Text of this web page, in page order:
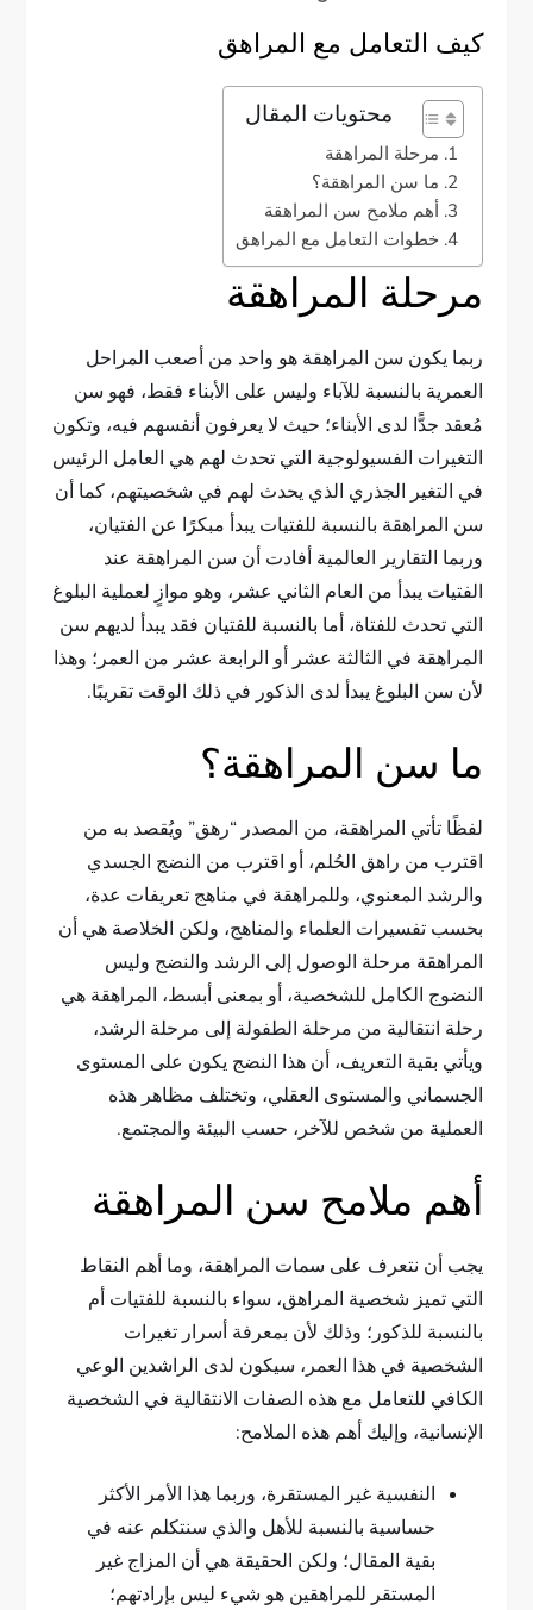
كيف التعامل مع المراهق
محتويات المقال
مرحلة المراهقة
ما سن المراهقة؟
أهم ملامح سن المراهقة
خطوات التعامل مع المراهق
مرحلة المراهقة
ربما يكون سن المراهقة هو واحد من أصعب المراحل
العمرية بالنسبة للآباء وليس على الأبناء فقط، فهو سن
مُعقد جدًّا لدى الأبناء؛ حيث لا يعرفون أنفسهم فيه، وتكون
التغيرات الفسيولوجية التي تحدث لهم هي العامل الرئيس
في التغير الجذري الذي يحدث لهم في شخصيتهم، كما أن
سن المراهقة بالنسبة للفتيات يبدأ مبكرًا عن الفتيان،
وربما التقارير العالمية أفادت أن سن المراهقة عند
الفتيات يبدأ من العام الثاني عشر، وهو موازٍ لعملية البلوغ
التي تحدث للفتاة، أما بالنسبة للفتيان فقد يبدأ لديهم سن
المراهقة في الثالثة عشر أو الرابعة عشر من العمر؛ وهذا
لأن سن البلوغ يبدأ لدى الذكور في ذلك الوقت تقريبًا.
ما سن المراهقة؟
لفظًا تأتي المراهقة، من المصدر “رهق” ويُقصد به من
اقترب من راهق الحُلم، أو اقترب من النضج الجسدي
والرشد المعنوي، وللمراهقة في مناهج تعريفات عدة،
بحسب تفسيرات العلماء والمناهج، ولكن الخلاصة هي أن
المراهقة مرحلة الوصول إلى الرشد والنضج وليس
النضوج الكامل للشخصية، أو بمعنى أبسط، المراهقة هي
رحلة انتقالية من مرحلة الطفولة إلى مرحلة الرشد،
ويأتي بقية التعريف، أن هذا النضج يكون على المستوى
الجسماني والمستوى العقلي، وتختلف مظاهر هذه
العملية من شخص للآخر، حسب البيئة والمجتمع.
أهم ملامح سن المراهقة
يجب أن نتعرف على سمات المراهقة، وما أهم النقاط
التي تميز شخصية المراهق، سواء بالنسبة للفتيات أم
بالنسبة للذكور؛ وذلك لأن بمعرفة أسرار تغيرات
الشخصية في هذا العمر، سيكون لدى الراشدين الوعي
الكافي للتعامل مع هذه الصفات الانتقالية في الشخصية
الإنسانية، وإليك أهم هذه الملامح:
النفسية غير المستقرة، وربما هذا الأمر الأكثر
حساسية بالنسبة للأهل والذي سنتكلم عنه في
بقية المقال؛ ولكن الحقيقة هي أن المزاج غير
المستقر للمراهقين هو شيء ليس بإرادتهم؛